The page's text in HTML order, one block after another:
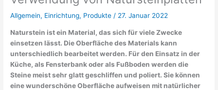
Allgemein, Einrichtung, Produkte / 27. Januar 2022
Naturstein ist ein Material, das sich für viele Zwecke
einsetzen lässt. Die Oberfläche des Materials kann
unterschiedlich bearbeitet werden. Für den Einsatz in der
Küche, als Fensterbank oder als Fußboden werden die
Steine meist sehr glatt geschliffen und poliert. Sie können
eine wunderschöne Oberfläche aufweisen mit natürlicher